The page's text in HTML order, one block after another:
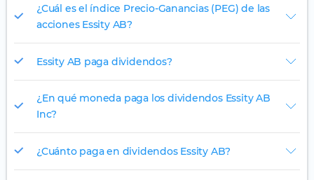
¿Cuál es el índice Precio-Ganancias (PEG) de las
acciones Essity AB?
Essity AB paga dividendos?
¿En qué moneda paga los dividendos Essity AB
Inc?
¿Cuánto paga en dividendos Essity AB?